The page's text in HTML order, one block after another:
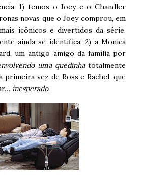
1) temos o Joey e o Chandler
novas que o Joey comprou, em
icônicos e divertidos da série,
ainda se identifica; 2) a Monica
um antigo amigo da família por
uma quedinhatotalmente
primeira vez de Ross e Rachel, que
inesperado.